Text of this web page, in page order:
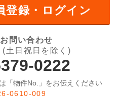
登録・ログイン
問い合わせ
土日祝日を除く)
0222
「物件No.」をお伝えください
0610-009